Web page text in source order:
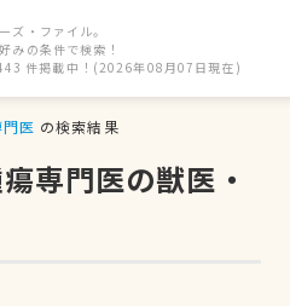
ズ・ファイル。
みの条件で検索！
件掲載中！(2026年08月07日現在)
医 の検索結果
専門医の獣医・